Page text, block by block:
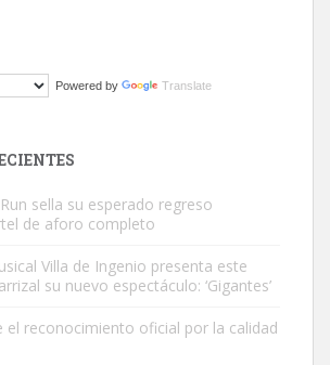
va a llevar a Los Gatos callejeros de la zona los
aparecido en la calle hace menos de un mes,
Powered by Translate
sella su esperado regreso
de aforo completo
Villa de Ingenio presenta este
su nuevo espectáculo: ‘Gigantes’
el reconocimiento oficial por la calidad